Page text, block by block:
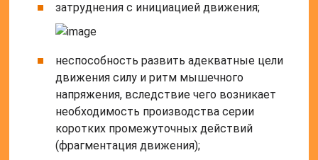
затруднения с инициацией движения;
неспособность развить адекватные цели
движения силу и ритм мышечного
напряжения, вследствие чего возникает
необходимость производства серии
коротких промежуточных действий
(фрагментация движения);